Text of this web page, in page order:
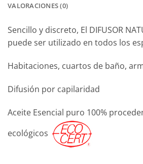
VALORACIONES (0)
Sencillo y discreto, El DIFUSOR
puede ser utilizado en todos los
Habitaciones, cuartos de baño,
Difusión por capilaridad
Aceite Esencial puro 100%
ecológicos